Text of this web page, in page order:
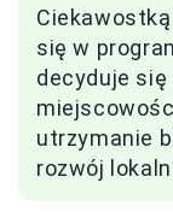
się w
decyduje
utrzymanie
rozwój